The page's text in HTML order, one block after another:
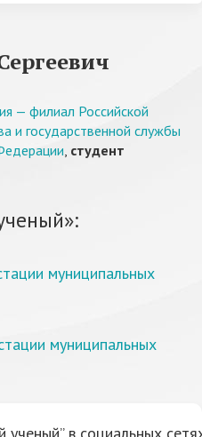
— филиал Российской
и государственной службы
, студент
муниципальных
муниципальных